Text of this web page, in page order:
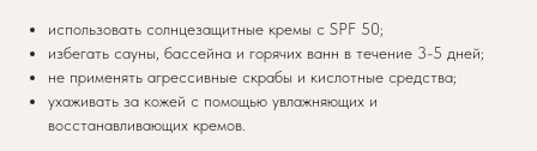
использовать солнцезащитные кремы с SPF 50;
избегать сауны, бассейна и горячих ванн в течение 3-5 дней;
не применять агрессивные скрабы и кислотные средства;
ухаживать за кожей с помощью увлажняющих и
восстанавливающих кремов.